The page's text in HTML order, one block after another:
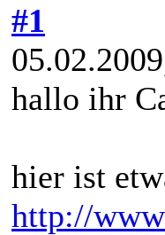
#1
hallo ihr
hier ist
http://